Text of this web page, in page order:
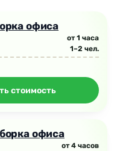
офиса
от 1 часа
1–2 чел.
стоимость
офиса
от 4 часов